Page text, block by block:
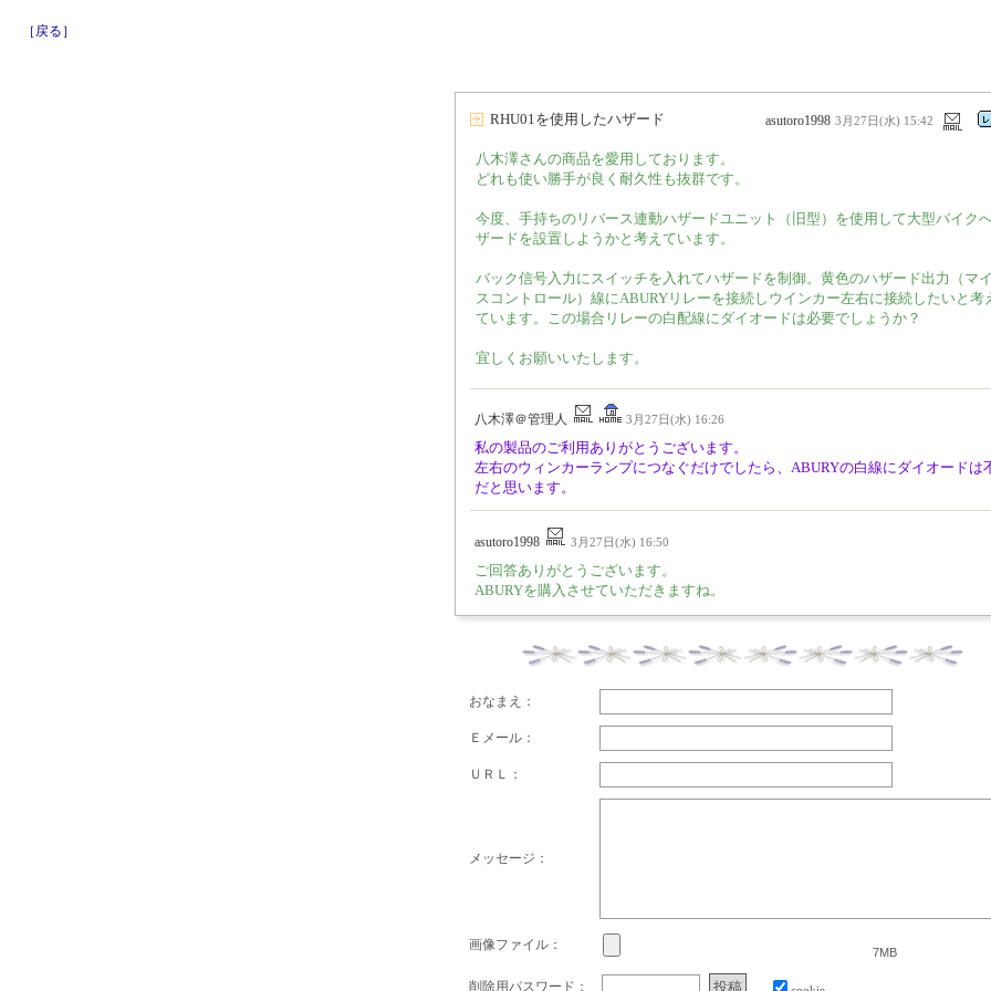
［戻る］
RHU01を使用したハザード asutoro1998 3月27日(水) 15:42
八木澤さんの商品を愛用しております。
どれも使い勝手が良く耐久性も抜群です。
今度、手持ちのリバース連動ハザードユニット（旧型）を使用して大型バイク
ザードを設置しようかと考えています。
バック信号入力にスイッチを入れてハザードを制御。黄色のハザード出力（マ
スコントロール）線にABURYリレーを接続しウインカー左右に接続したいと考
ています。この場合リレーの白配線にダイオードは必要でしょうか？
宜しくお願いいたします。
八木澤＠管理人 3月27日(水) 16:26
私の製品のご利用ありがとうございます。
左右のウィンカーランプにつなぐだけでしたら、ABURYの白線にダイオードは
だと思います。
asutoro1998 3月27日(水) 16:50
ご回答ありがとうございます。
ABURYを購入させていただきますね。
おなまえ：
Ｅメール：
ＵＲＬ：
メッセージ：
画像ファイル： 7MB
削除用パスワード：